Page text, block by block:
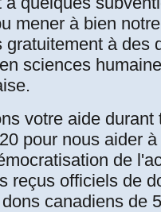
mener à bien
gratuitement à des
sciences
votre aide durant
pour nous aider
de
reçus officiels de
canadiens de